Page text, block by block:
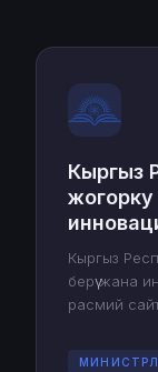
Кыргыз
жогорку
Кыргыз
берүү жана
расмий
менен өз ара